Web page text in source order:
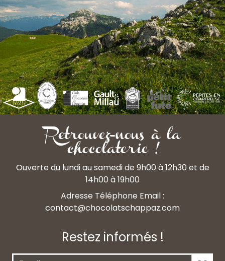
Retrouvez-nous à la
chocolaterie !
Ouverte du lundi au samedi de 9h00 à 12h30 et de
14h00 à 19h00
Adresse Téléphone Email :
contact@chocolatschappaz.com
Restez informés !